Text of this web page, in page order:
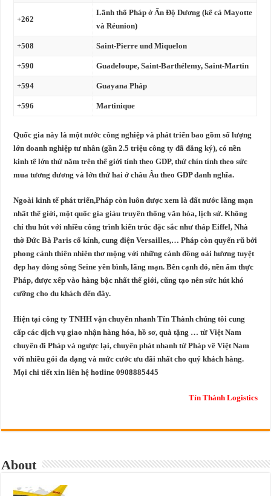
+262
Lãnh thổ Pháp ở Ấn Độ Dương (kể cả Mayotte
và Réunion)
+508 Saint-Pierre und Miquelon
+590 Guadeloupe, Saint-Barthélemy, Saint-Martin
+594 Guayana Pháp
+596 Martinique
Quốc gia này là một nước công nghiệp và phát triển bao gồm số lượng
lớn doanh nghiệp tư nhân (gần 2.5 triệu công ty đã đăng ký), có nền
kinh tế lớn thứ năm trên thế giới tính theo GDP, thứ chín tính theo sức
mua tương đương và lớn thứ hai ở châu Âu theo GDP danh nghĩa.
Ngoài kinh tế phát triển,Pháp còn luôn được xem là đất nước lãng mạn
nhất thế giới, một quốc gia giàu truyền thống văn hóa, lịch sử. Không
chỉ thu hút với nhiều công trình kiến trúc đặc sắc như tháp Eiffel, Nhà
thờ Đức Bà Paris cổ kính, cung điện Versailles,… Pháp còn quyến rũ bởi
phong cảnh thiên nhiên thơ mộng với những cánh đồng oải hương tuyệt
đẹp hay dòng sông Seine yên bình, lãng mạn. Bên cạnh đó, nền ẩm thực
Pháp, được xếp vào hàng bậc nhất thế giới, cũng tạo nên sức hút khó
cưỡng cho du khách đến đây.
Hiện tại công ty TNHH vận chuyển nhanh Tín Thành chúng tôi cung
cấp các dịch vụ giao nhận hàng hóa, hồ sơ, quà tặng … từ Việt Nam
chuyển đi Pháp và ngược lại, chuyển phát nhanh từ Pháp về Việt Nam
với nhiều gói đa dạng và mức cước ưu đãi nhất cho quý khách hàng.
Mọi chi tiết xin liên hệ hotline 0908885445
Tín Thành Logistics
About